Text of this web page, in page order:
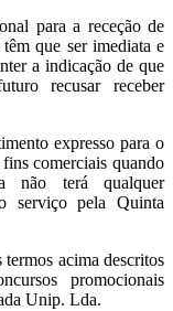
para a receção de
que ser imediata e
a indicação de que
recusar receber
expresso para o
fins comerciais quando
não terá qualquer
serviço pela Quinta
acima descritos
promocionais
Unip. Lda.